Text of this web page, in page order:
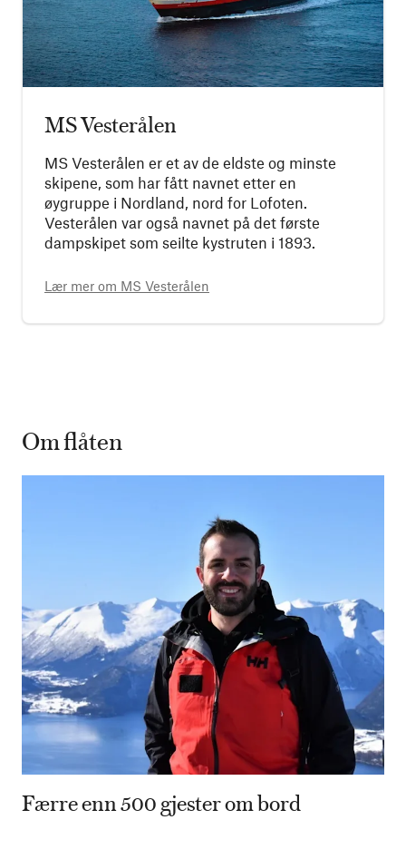
MS Vesterålen
MS Vesterålen er et av de eldste og minste
skipene, som har fått navnet etter en
øygruppe i Nordland, nord for Lofoten.
Vesterålen var også navnet på det første
dampskipet som seilte kystruten i 1893.
Lær mer om MS Vesterålen
Om flåten
Færre enn 500 gjester om bord